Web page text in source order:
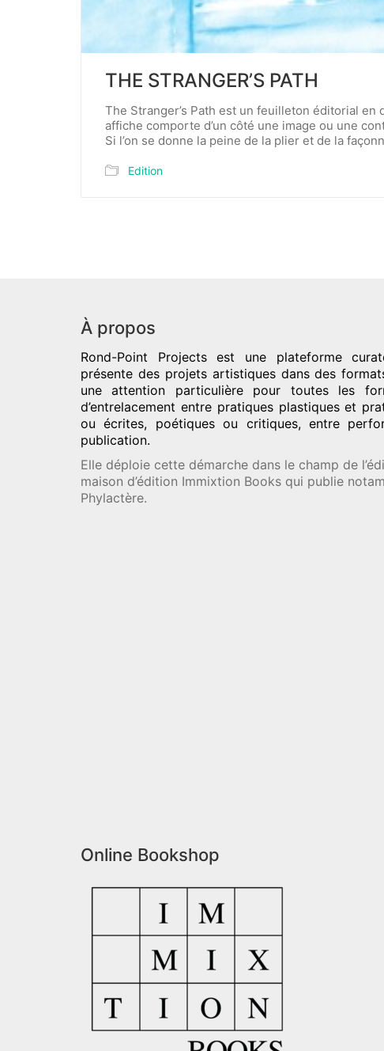
THE STRANGER’S PATH
The Stranger’s Path est un feuilleton éditorial
affiche comporte d’un côté une image ou une
Si l’on se donne la peine de la plier et de la
Edition
À propos
Rond-Point Projectsest une plateforme
présente des projets artistiques dans des
une attention particulière pour toutes les
d’entrelacement entre pratiques plastiques et
ou écrites, poétiques ou critiques, entre
publication.
Elle déploie cette démarche dans le champ de
maison d’édition Immixtion Books qui publie
Phylactère.
Online Bookshop